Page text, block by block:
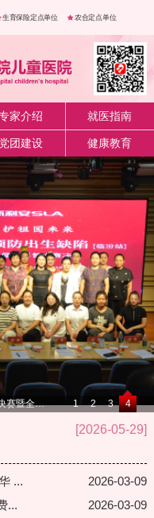
生育保险定点单位 农合定点单位
家介绍 就医指南
党团建设 健康教育
我院成功举办临汾市第四届妇幼健康科普大赛决赛暨全国预防出生缺陷公益活动健康科普讲座活动 1 2 3 4
[2026-05-29]
...
2026-03-09
...
2026-03-09